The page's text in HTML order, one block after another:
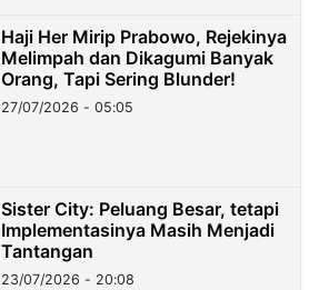
Haji Her Mirip Prabowo, Rejekinya
Melimpah dan Dikagumi Banyak
Orang, Tapi Sering Blunder!
27/07/2026 - 05:05
Sister City: Peluang Besar, tetapi
Implementasinya Masih Menjadi
Tantangan
23/07/2026 - 20:08